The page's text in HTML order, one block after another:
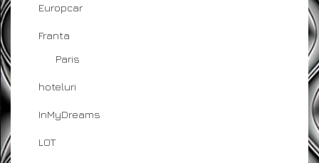
Europcar
Franta
Paris
hoteluri
InMyDreams
LOT